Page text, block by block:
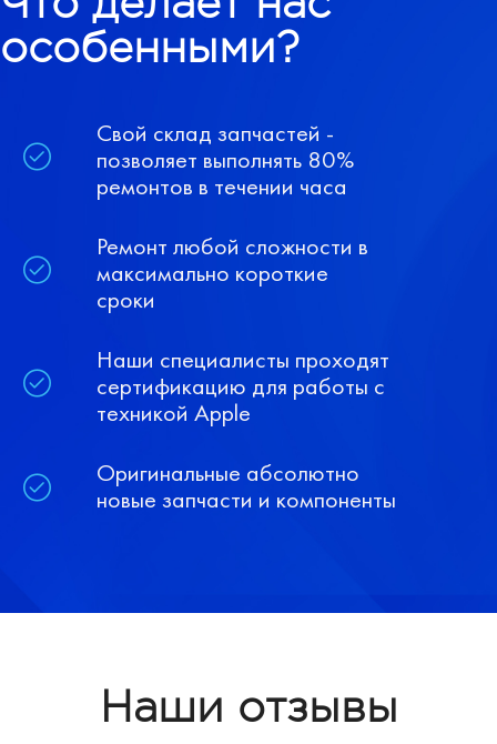
особенными?
Свой склад запчастей -
позволяет выполнять 80%
ремонтов в течении часа
Ремонт любой сложности в
максимально короткие
сроки
Наши специалисты проходят
сертификацию для работы с
техникой Apple
Оригинальные абсолютно
новые запчасти и компоненты
Наши отзывы